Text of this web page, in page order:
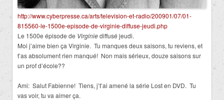
http://www.cyberpresse.ca/arts/television-et-radio/200901/07/01-
815560-le-1500e-episode-de-virginie-diffuse-jeudi.php
Le 1500e épisode de Virginiediffusé jeudi.
Moi j’aime bien ça Virginie. Tu manques deux saisons, tu reviens, et
t’as absolument rien manqué! Non mais sérieux, douze saisons sur
un prof d’école??
Ami: Salut Fabienne! Tiens, j’t’ai amené la série Lost en DVD. Tu
vas voir, tu va aimer ça.